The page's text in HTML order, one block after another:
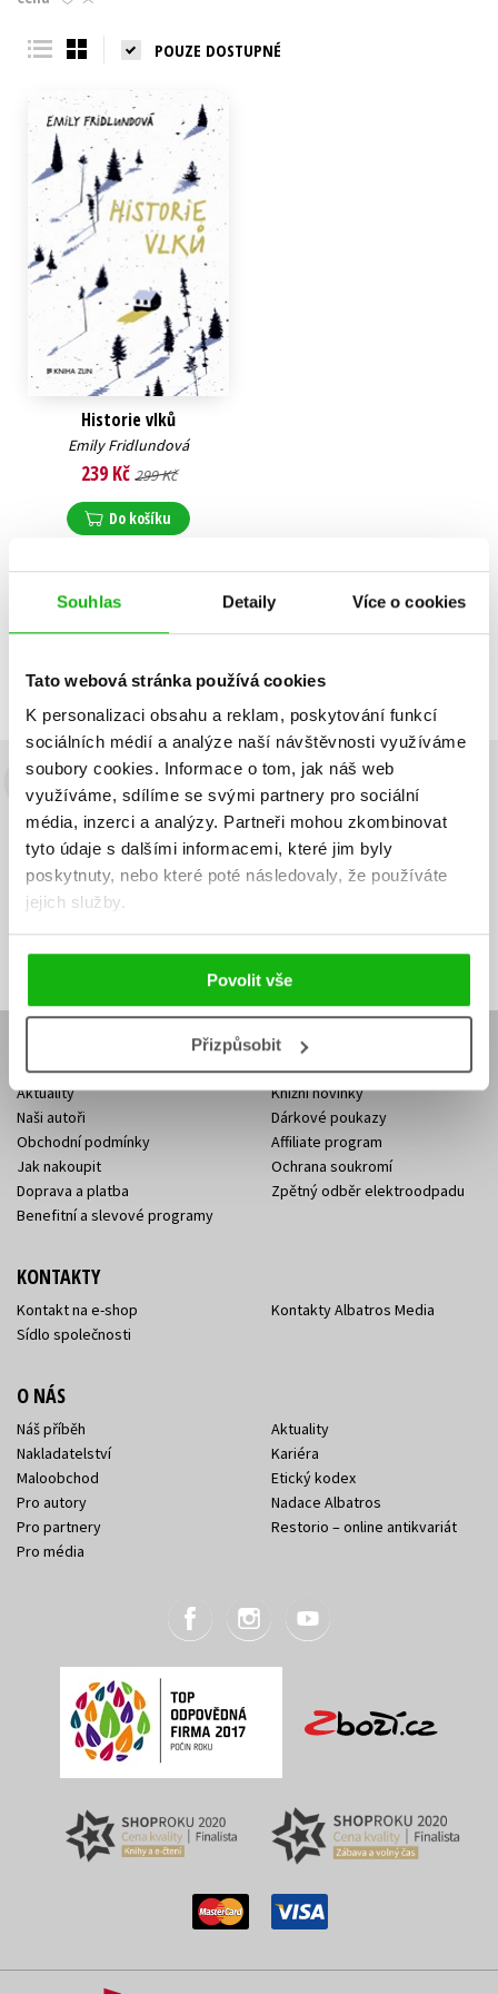
Souhlas Detaily Více o cookies
Tato webová stránka používá cookies
K personalizaci obsahu a reklam, poskytování funkcí
sociálních médií a analýze naší návštěvnosti využíváme
soubory cookies. Informace o tom, jak náš web
využíváme, sdílíme se svými partnery pro sociální
média, inzerci a analýzy. Partneři mohou zkombinovat
tyto údaje s dalšími informacemi, které jim byly
poskytnuty, nebo které poté následovaly, že používáte
jejich služby.
Povolit vše
Přizpůsobit
Young adult (SK)
POUZE DOSTUPNÉ
Historie vlků
Emily Fridlundová
239 Kč 299 Kč
Do košíku
Zobrazuji 1 až 1 z celkem 1 záznamů
Předchozí 1 Další
Budete to vědět jako první!
Zajímá Vás, jaký knižní hit právě vychází, na jaké zboží je výhodná
sleva, jaká běží soutěž o ceny? Přihlášením k odběru našich e-
mailových novineksouhlasíte se zpracováním osobních údajů.
mailová
adresa
mailová
adresa
Vaše e-mailová adresa Přihlásit se
Aktuality
Naši autoři
Obchodní podmínky
Jak nakoupit
Doprava a platba
Benefitní a slevové programy
Knižní novinky
Dárkové poukazy
Affiliate program
Ochrana soukromí
Zpětný odběr elektroodpadu
KONTAKTY
Kontakt na e-shop
Sídlo společnosti
Kontakty Albatros Media
O NÁS
Náš příběh
Nakladatelství
Maloobchod
Pro autory
Pro partnery
Pro média
Aktuality
Kariéra
Etický kodex
Nadace Albatros
Restorio – online antikvariát